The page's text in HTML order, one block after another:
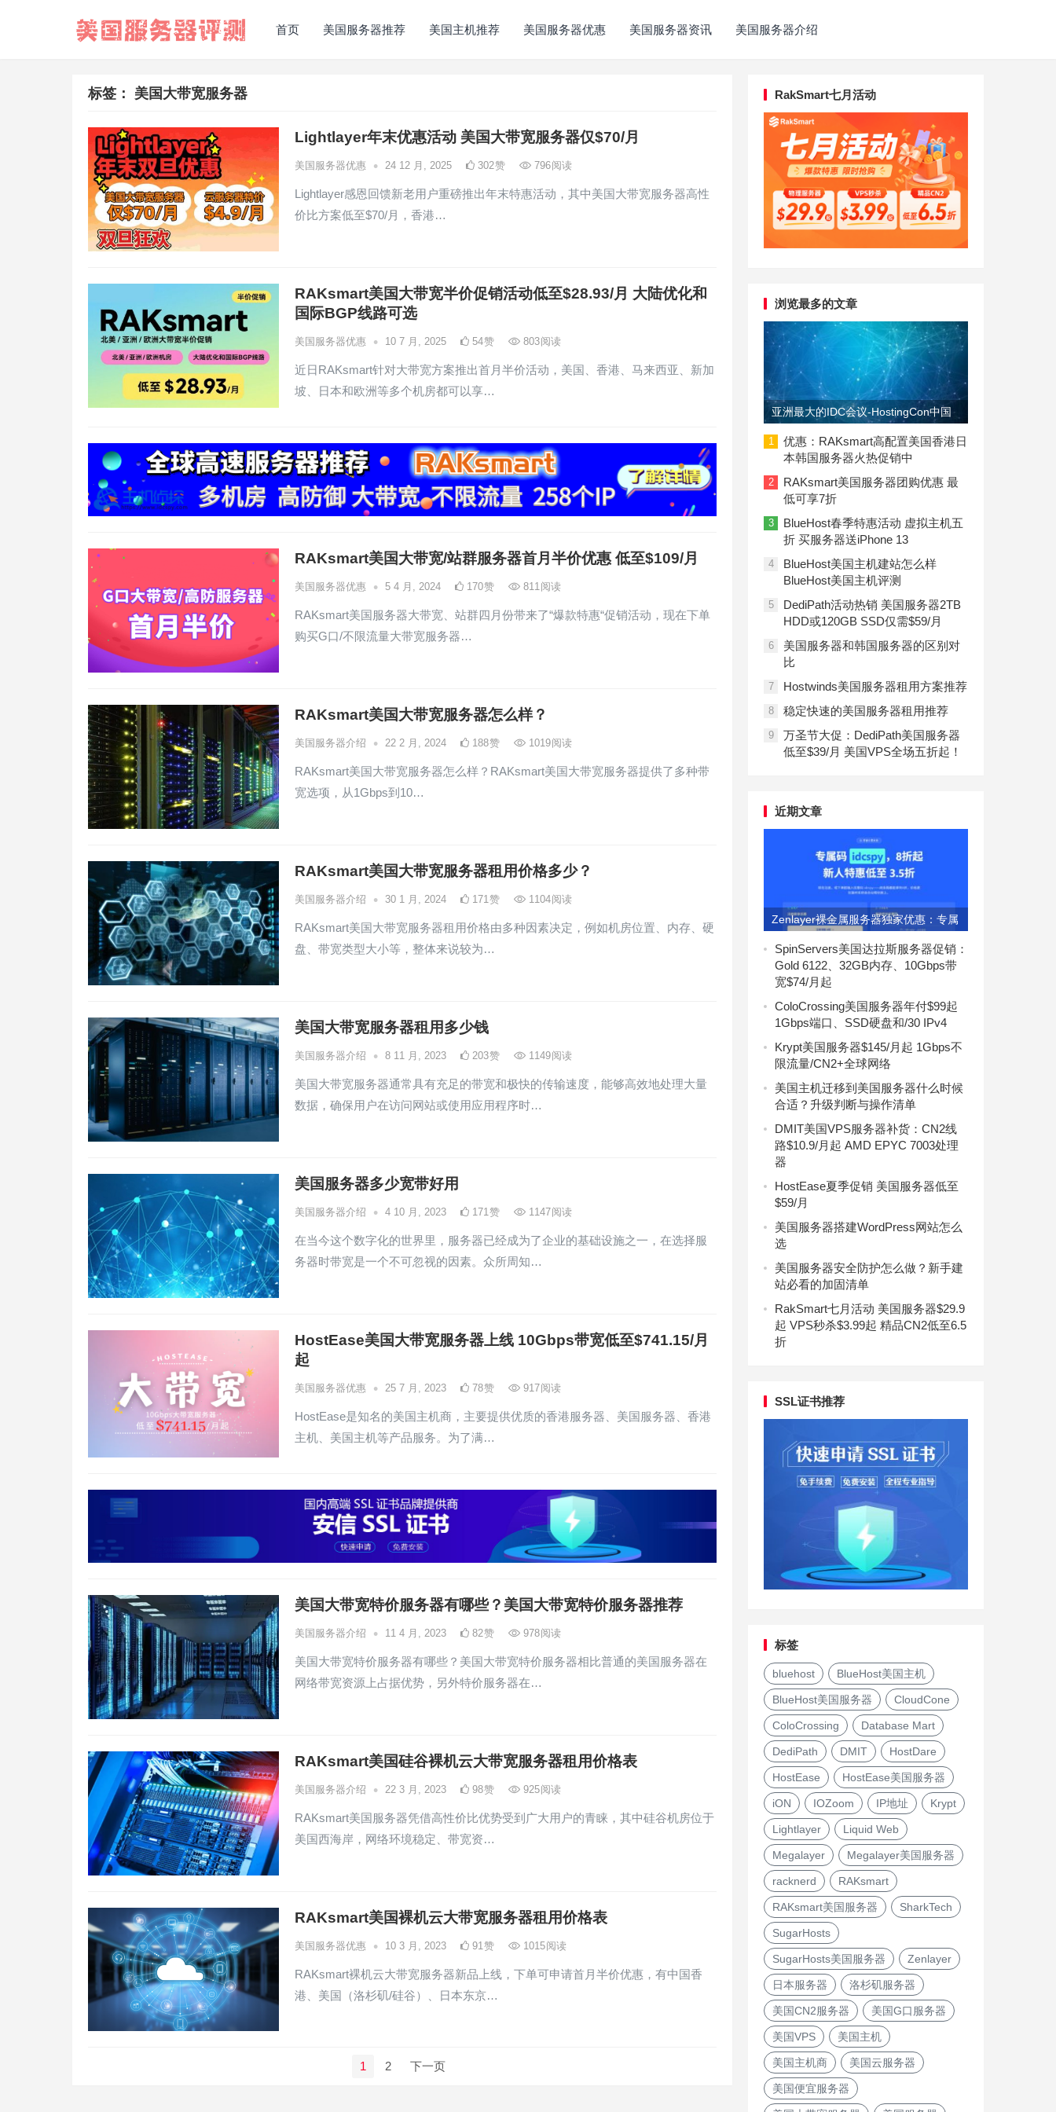
首页 美国服务器推荐 美国主机推荐 美国服务器优惠 美国服务器资讯 美国服务器介绍
标签： 美国大带宽服务器
Lightlayer年末优惠活动 美国大带宽服务器仅$70/月
美国服务器优惠 • 24 12 月, 2025 302赞 796阅读
Lightlayer感恩回馈新老用户重磅推出年末特惠活动，其中美国大带宽服务器高性
价比方案低至$70/月，香港…
RAKsmart美国大带宽半价促销活动低至$28.93/月 大陆优化和
国际BGP线路可选
美国服务器优惠 • 10 7 月, 2025 54赞 803阅读
近日RAKsmart针对大带宽方案推出首月半价活动，美国、香港、马来西亚、新加
坡、日本和欧洲等多个机房都可以享…
RAKsmart美国大带宽/站群服务器首月半价优惠 低至$109/月
美国服务器优惠 • 5 4 月, 2024 170赞 811 阅读
RAKsmart美国服务器大带宽、站群四月份带来了“爆款特惠“促销活动，现在下单
购买G口/不限流量大带宽服务器…
RAKsmart美国大带宽服务器怎么样？
美国服务器介绍 • 22 2 月, 2024 188赞 1019阅读
RAKsmart美国大带宽服务器怎么样？RAKsmart美国大带宽服务器提供了多种带
宽选项，从1Gbps到10…
RAKsmart美国大带宽服务器租用价格多少？
美国服务器介绍 • 30 1 月, 2024 171 赞 1104阅读
RAKsmart美国大带宽服务器租用价格由多种因素决定，例如机房位置、内存、硬
盘、带宽类型大小等，整体来说较为…
美国大带宽服务器租用多少钱
美国服务器介绍 • 8 11 月, 2023 203赞 1149阅读
美国大带宽服务器通常具有充足的带宽和极快的传输速度，能够高效地处理大量
数据，确保用户在访问网站或使用应用程序时…
美国服务器多少宽带好用
美国服务器介绍 • 4 10 月, 2023 171 赞 1147阅读
在当今这个数字化的世界里，服务器已经成为了企业的基础设施之一，在选择服
务器时带宽是一个不可忽视的因素。众所周知…
HostEase美国大带宽服务器上线 10Gbps带宽低至$741.15/月
起
美国服务器优惠 • 25 7 月, 2023 78赞 917阅读
HostEase是知名的美国主机商，主要提供优质的香港服务器、美国服务器、香港
主机、美国主机等产品服务。为了满…
美国大带宽特价服务器有哪些？美国大带宽特价服务器推荐
美国服务器介绍 • 11 4 月, 2023 82赞 978阅读
美国大带宽特价服务器有哪些？美国大带宽特价服务器相比普通的美国服务器在
网络带宽资源上占据优势，另外特价服务器在…
RAKsmart美国硅谷裸机云大带宽服务器租用价格表
美国服务器介绍 • 22 3 月, 2023 98赞 925阅读
RAKsmart美国服务器凭借高性价比优势受到广大用户的青睐，其中硅谷机房位于
美国西海岸，网络环境稳定、带宽资…
RAKsmart美国裸机云大带宽服务器租用价格表
美国服务器优惠 • 10 3 月, 2023 91 赞 1015阅读
RAKsmart裸机云大带宽服务器新品上线，下单可申请首月半价优惠，有中国香
港、美国（洛杉矶/硅谷）、日本东京…
1 2 下一页
RakSmart七月活动
浏览最多的文章
亚洲最大的IDC会议-HostingCon中国
即将召开
1
优惠：RAKsmart高配置美国香港日
本韩国服务器火热促销中
2
RAKsmart美国服务器团购优惠 最
低可享7折
3
BlueHost春季特惠活动 虚拟主机五
折 买服务器送iPhone 13
4
BlueHost美国主机建站怎么样
BlueHost美国主机评测
5
DediPath活动热销 美国服务器2TB
HDD或120GB SSD仅需$59/月
6
美国服务器和韩国服务器的区别对
比
7 Hostwinds美国服务器租用方案推荐
8 稳定快速的美国服务器租用推荐
9
万圣节大促：DediPath美国服务器
低至$39/月 美国VPS全场五折起！
近期文章
Zenlayer裸金属服务器独家优惠：专属
码idcspy享8折
SpinServers美国达拉斯服务器促销：
Gold 6122、32GB内存、10Gbps带
宽$74/月起
ColoCrossing美国服务器年付$99起
1Gbps端口、SSD硬盘和/30 IPv4
Krypt美国服务器$145/月起 1Gbps不
限流量/CN2+全球网络
美国主机迁移到美国服务器什么时候
合适？升级判断与操作清单
DMIT美国VPS服务器补货：CN2线
路$10.9/月起 AMD EPYC 7003处理
器
HostEase夏季促销 美国服务器低至
$59/月
美国服务器搭建WordPress网站怎么
选
美国服务器安全防护怎么做？新手建
站必看的加固清单
RakSmart七月活动 美国服务器$29.9
起 VPS秒杀$3.99起 精品CN2低至6.5
折
SSL证书推荐
标签
bluehost BlueHost美国主机
BlueHost美国服务器 CloudCone
ColoCrossing Database Mart
DediPath DMIT HostDare
HostEase HostEase美国服务器
iON IOZoom IP地址 Krypt
Lightlayer Liquid Web
Megalayer Megalayer美国服务器
racknerd RAKsmart
RAKsmart美国服务器 SharkTech
SugarHosts
SugarHosts美国服务器 Zenlayer
日本服务器 洛杉矶服务器
美国CN2服务器 美国G口服务器
美国VPS 美国主机
美国主机商 美国云服务器
美国便宜服务器